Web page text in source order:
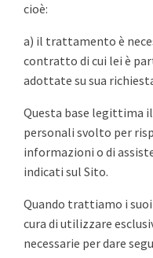
cioè:
a) il trattamento è
contratto di cui lei è
adottate su sua
Questa base legittima
personali svolto per
informazioni o di
indicati sul Sito.
Quando trattiamo i
cura di utilizzare
necessarie per dare